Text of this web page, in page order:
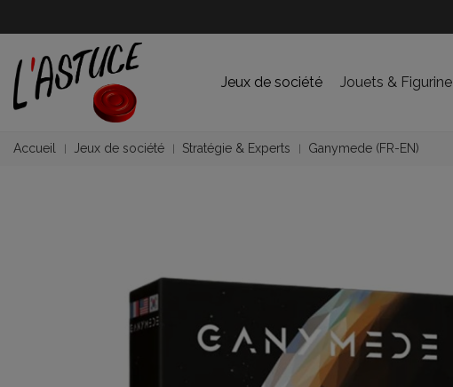
Jeux de société Jouets & Figurine
Accueil Jeux de société Stratégie & Experts Ganymede (FR-EN)